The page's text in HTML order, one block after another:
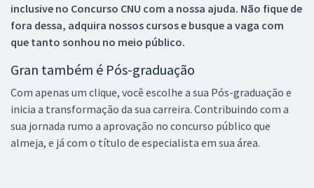
inclusive no Concurso CNU com a nossa ajuda. Não fique de
fora dessa, adquira nossos cursos e busque a vaga com
que tanto sonhou no meio público.
Gran também é Pós-graduação
Com apenas um clique, você escolhe a sua Pós-graduação e
inicia a transformação da sua carreira. Contribuindo com a
sua jornada rumo a aprovação no concurso público que
almeja, e já com o título de especialista em sua área.